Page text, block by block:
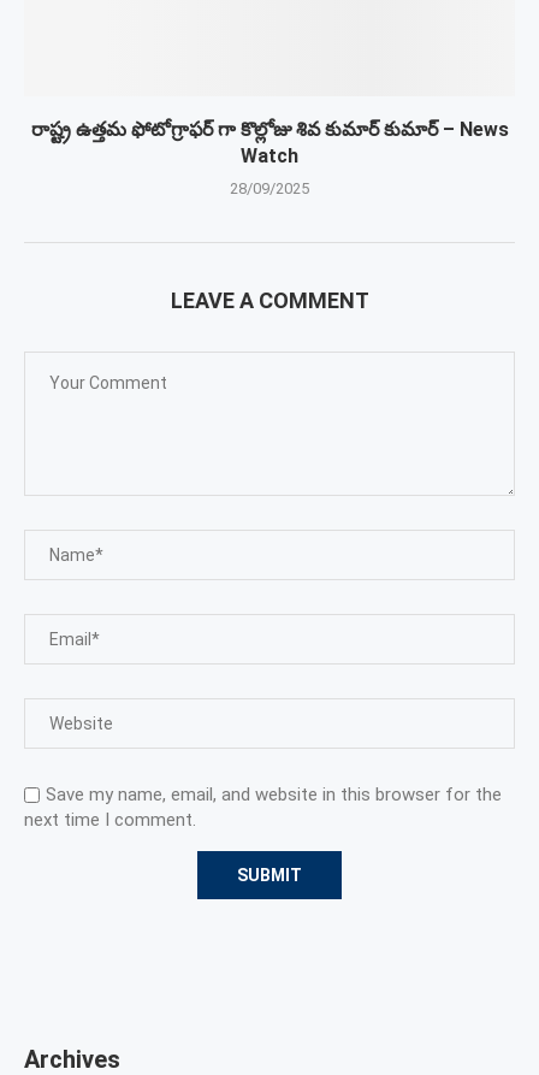
రాష్ట్ర ఉత్తమ ఫోటోగ్రాఫర్ గా కొల్లోజు శివ కుమార్ కుమార్ – News
Watch
28/09/2025
LEAVE A COMMENT
Save my name, email, and website in this browser for the
next time I comment.
Archives